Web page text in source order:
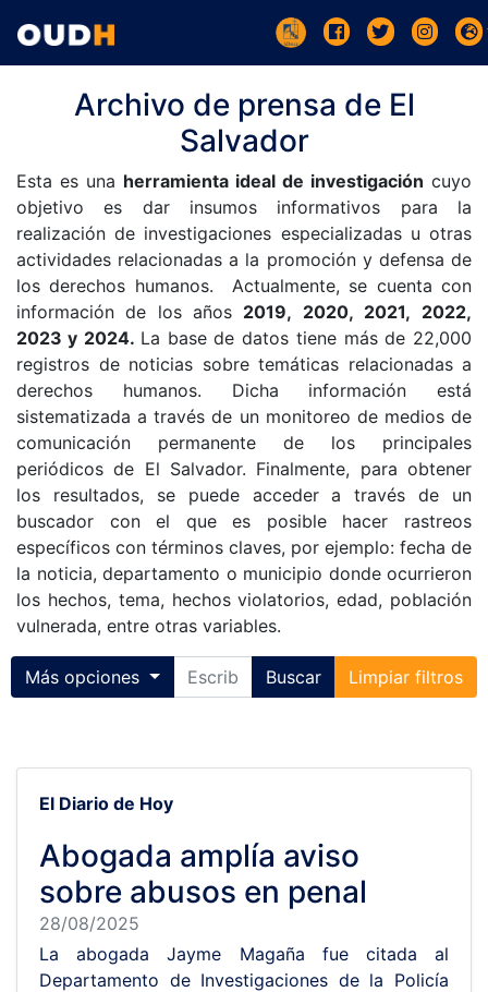
Archivo de prensa de El
Salvador
Esta es una herramienta ideal de investigación cuyo
objetivo es dar insumos informativos para la
realización de investigaciones especializadas u otras
actividades relacionadas a la promoción y defensa de
los derechos humanos. Actualmente, se cuenta con
información de los años 2019, 2020, 2021, 2022,
2023 y 2024. La base de datos tiene más de 22,000
registros de noticias sobre temáticas relacionadas a
derechos humanos. Dicha información está
sistematizada a través de un monitoreo de medios de
comunicación permanente de los principales
periódicos de El Salvador. Finalmente, para obtener
los resultados, se puede acceder a través de un
buscador con el que es posible hacer rastreos
específicos con términos claves, por ejemplo: fecha de
la noticia, departamento o municipio donde ocurrieron
los hechos, tema, hechos violatorios, edad, población
vulnerada, entre otras variables.
Toggle collapse
Más opciones Buscar Limpiar filtros
El Diario de Hoy
Abogada amplía aviso
sobre abusos en penal
28/08/2025
La abogada Jayme Magaña fue citada al
Departamento de Investigaciones de la Policía